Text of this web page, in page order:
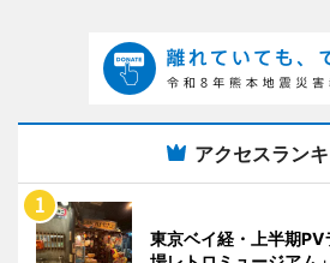
アクセスラン
東京ベイ経・上半期PV